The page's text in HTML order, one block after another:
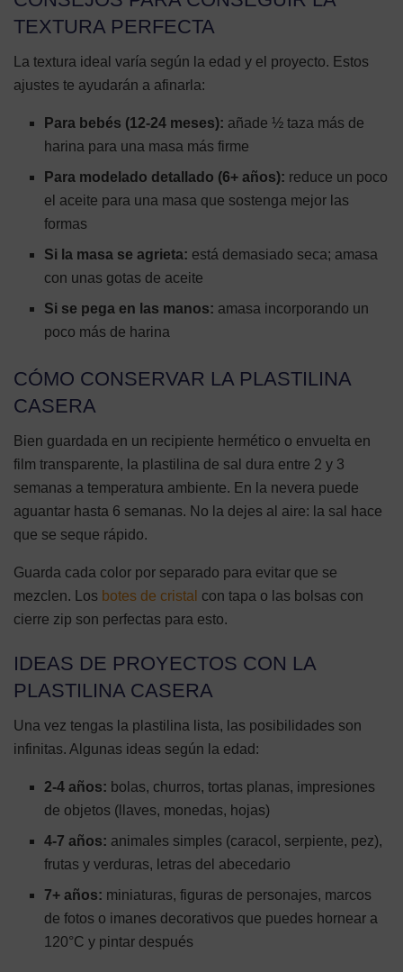
TEXTURA PERFECTA
La textura ideal varía según la edad y el proyecto. Estos
ajustes te ayudarán a afinarla:
Para bebés (12-24 meses): añade ½ taza más de
harina para una masa más firme
Para modelado detallado (6+ años): reduce un poco
el aceite para una masa que sostenga mejor las
formas
Si la masa se agrieta: está demasiado seca; amasa
con unas gotas de aceite
Si se pega en las manos: amasa incorporando un
poco más de harina
CÓMO CONSERVAR LA PLASTILINA
CASERA
Bien guardada en un recipiente hermético o envuelta en
film transparente, la plastilina de sal dura entre 2 y 3
semanas a temperatura ambiente. En la nevera puede
aguantar hasta 6 semanas. No la dejes al aire: la sal hace
que se seque rápido.
Guarda cada color por separado para evitar que se
mezclen. Los botes de cristal con tapa o las bolsas con
cierre zip son perfectas para esto.
IDEAS DE PROYECTOS CON LA
PLASTILINA CASERA
Una vez tengas la plastilina lista, las posibilidades son
infinitas. Algunas ideas según la edad:
2-4 años: bolas, churros, tortas planas, impresiones
de objetos (llaves, monedas, hojas)
4-7 años: animales simples (caracol, serpiente, pez),
frutas y verduras, letras del abecedario
7+ años: miniaturas, figuras de personajes, marcos
de fotos o imanes decorativos que puedes hornear a
120°C y pintar después